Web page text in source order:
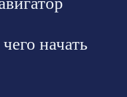
начать